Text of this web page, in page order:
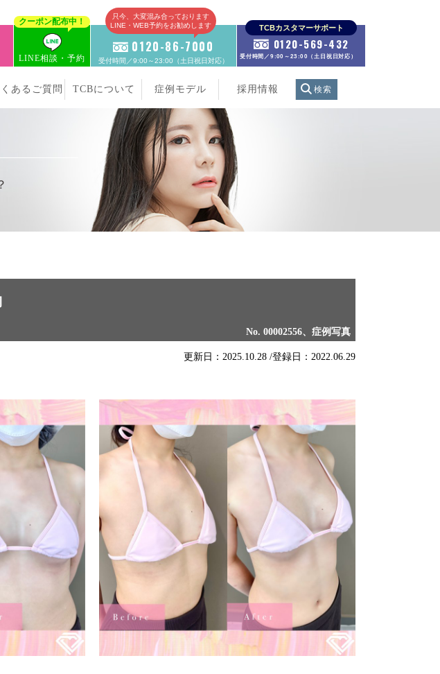
クーポン配布中！
LINE相談・予約
只今、大変混み合っております
LINE・WEB予約をお勧めします
0120-86-7000
受付時間／9:00～23:00（土日祝日対応）
TCBカスタマーサポート
0120-569-432
受付時間／9:00～23:00（土日祝日対応）
あるご質問 TCBについて 症例モデル 採用情報 検索
No. 00002556、症例写真
更新日：2025.10.28 /登録日：2022.06.29